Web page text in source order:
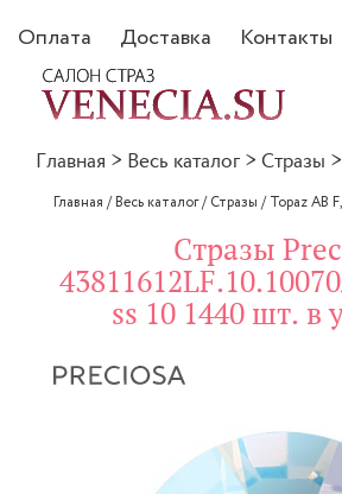
Оплата Доставка Контакты
Главная > Весь каталог > Стразы >
Главная /Весь каталог/Стразы /Topaz AB
Стразы
ss 10 1440 шт. в